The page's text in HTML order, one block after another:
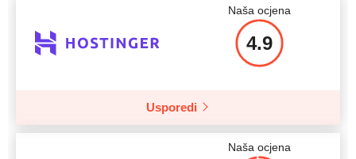
Naša ocjena
4.9
Usporedi
Naša ocjena